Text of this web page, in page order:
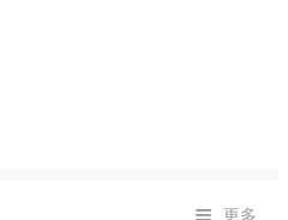
 更多